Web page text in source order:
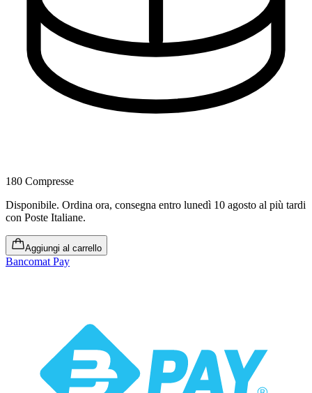
180 Compresse
Disponibile. Ordina ora, consegna entro lunedì 10 agosto al più tardi
con Poste Italiane.
Aggiungi al carrello
Bancomat Pay